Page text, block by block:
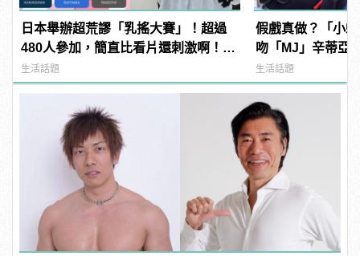
日本舉辦超荒謬「乳搖大賽」！超過
480人參加，簡直比看片還刺激啊！ |
manfashion這樣變型男
生活話題
假戲真做？「小
吻「MJ」辛蒂亞
《蜘蛛人》傳統 |
型男
生活話題